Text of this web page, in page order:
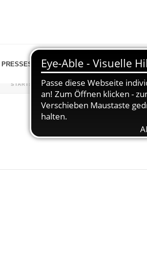
PRESSESPIEGEL SHOP
STARTSEITE»VERANSTALTUNGEN»